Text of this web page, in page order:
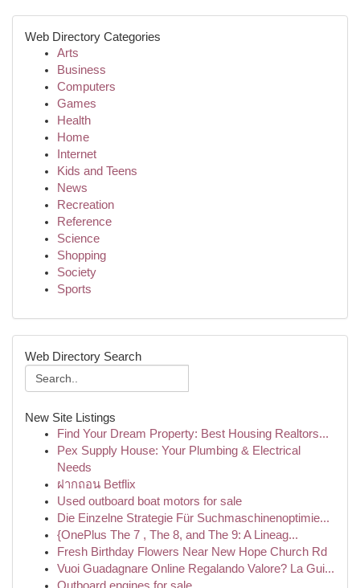
Web Directory Categories
Arts
Business
Computers
Games
Health
Home
Internet
Kids and Teens
News
Recreation
Reference
Science
Shopping
Society
Sports
Web Directory Search
New Site Listings
Find Your Dream Property: Best Housing Realtors...
Pex Supply House: Your Plumbing & Electrical
Needs
ฝากถอน Betflix
Used outboard boat motors for sale
Die Einzelne Strategie Für Suchmaschinenoptimie...
{OnePlus The 7 , The 8, and The 9: A Lineag...
Fresh Birthday Flowers Near New Hope Church Rd
Vuoi Guadagnare Online Regalando Valore? La Gui...